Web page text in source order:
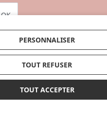
OK
CADEAUX
JE DÉCOUVRE
PERSONNALISER
TOUT REFUSER
TOUT ACCEPTER